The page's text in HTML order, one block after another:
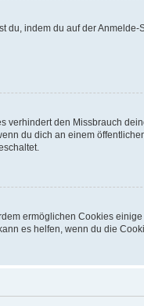
indem du auf der Anmelde-
verhindert den Missbrauch
du dich an einem
ermöglichen Cookies
es helfen, wenn du die